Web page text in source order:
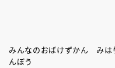
みんなのおばけずかん みは
んぼう